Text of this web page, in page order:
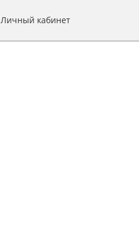
Личный кабинет